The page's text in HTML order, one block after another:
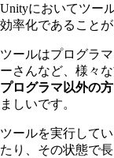
Unityにおいてツー
効率化であることが
ツールはプログラ
ーさんなど、様々
プログラマ以外の
ましいです。
ツールを実行して
たり、その状態で